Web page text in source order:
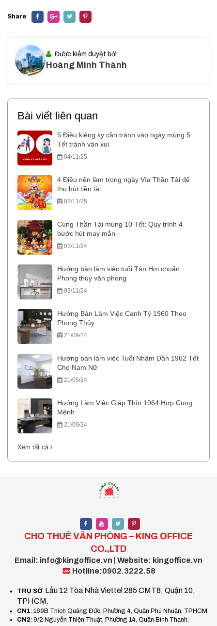
Share:
Được kiểm duyệt bởi:
Hoàng Minh Thành
Bài viết liên quan
5 Điều kiêng kỵ cần tránh vào ngày mùng 5
Tết tránh vận xui
04/11/25
4 Điều nên làm trong ngày Vía Thần Tài để
thu hút tiền tài
02/11/25
Cúng Thần Tài mùng 10 Tết: Quy trình 4
bước hút may mắn
03/11/24
Hướng bàn làm việc tuổi Tân Hợi chuẩn
Phong thủy văn phòng
03/11/24
Hướng Bàn Làm Việc Canh Tý 1960 Theo
Phong Thủy
21/09/24
Hướng bàn làm việc Tuổi Nhâm Dần 1962 Tốt
Cho Nam Nữ
21/09/24
Hướng Làm Việc Giáp Thìn 1964 Hợp Cung
Mệnh
21/09/24
Xem tất cả
CHO THUÊ VĂN PHÒNG – KING OFFICE
CO.,LTD
Email: info@kingoffice.vn | Website: kingoffice.vn
Hotline:0902.3222.58
TRỤ SỞ: Lầu 12 Tòa Nhà Viettel 285 CMT8, Quận 10,
TPHCM.
CN1: 169B Thích Quảng Đức, Phường 4, Quận Phú Nhuận, TPHCM.
CN2: 9/2 Nguyễn Thiện Thuật, Phường 14, Quận Bình Thạnh,